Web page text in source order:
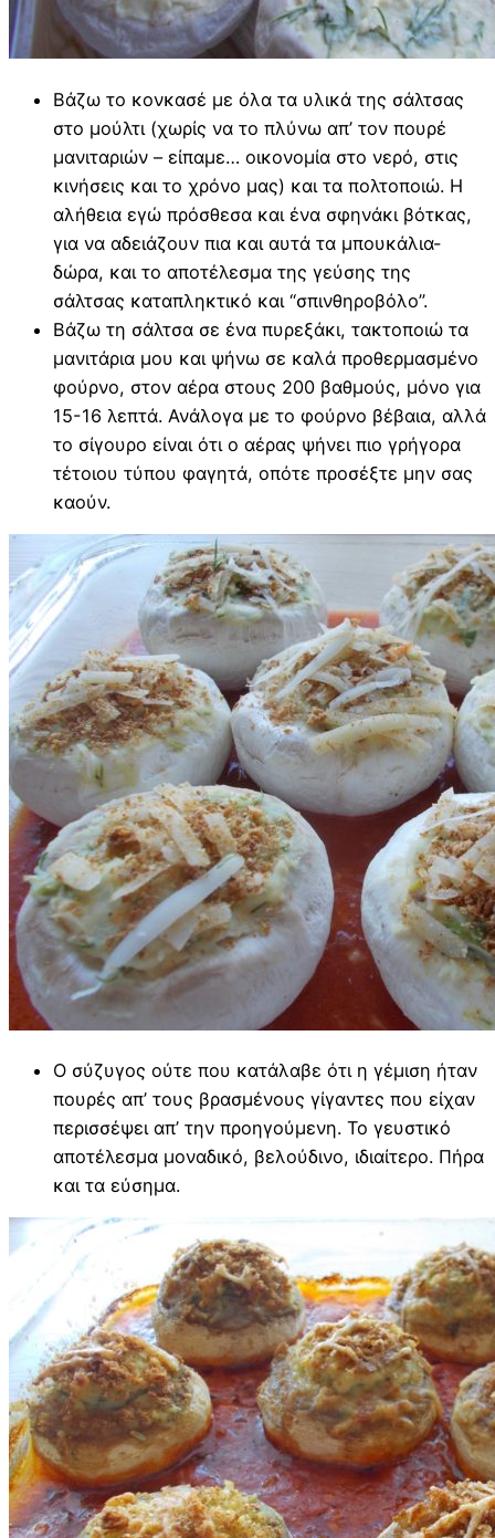
Βάζω το κονκασέ με όλα τα υλικά της σάλτσας
στο μούλτι (χωρίς να το πλύνω απ’ τον πουρέ
μανιταριών – είπαμε… οικονομία στο νερό, στις
κινήσεις και το χρόνο μας) και τα πολτοποιώ. Η
αλήθεια εγώ πρόσθεσα και ένα σφηνάκι βότκας,
για να αδειάζουν πια και αυτά τα μπουκάλια-
δώρα, και το αποτέλεσμα της γεύσης της
σάλτσας καταπληκτικό και “σπινθηροβόλο”.
Βάζω τη σάλτσα σε ένα πυρεξάκι, τακτοποιώ τα
μανιτάρια μου και ψήνω σε καλά προθερμασμένο
φούρνο, στον αέρα στους 200 βαθμούς, μόνο για
15-16 λεπτά. Ανάλογα με το φούρνο βέβαια, αλλά
το σίγουρο είναι ότι ο αέρας ψήνει πιο γρήγορα
τέτοιου τύπου φαγητά, οπότε προσέξτε μην σας
καούν.
Ο σύζυγος ούτε που κατάλαβε ότι η γέμιση ήταν
πουρές απ’ τους βρασμένους γίγαντες που είχαν
περισσέψει απ’ την προηγούμενη. Το γευστικό
αποτέλεσμα μοναδικό, βελούδινο, ιδιαίτερο. Πήρα
και τα εύσημα.